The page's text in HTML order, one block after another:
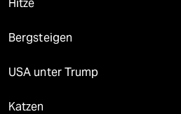
Hitze
Bergsteigen
USA unter Trump
Katzen